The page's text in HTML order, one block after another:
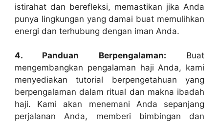
istirahat dan berefleksi, memastikan jika Anda
punya lingkungan yang damai buat memulihkan
energi dan terhubung dengan iman Anda.
4. Panduan Berpengalaman: Buat
mengembangkan pengalaman haji Anda, kami
menyediakan tutorial berpengetahuan yang
berpengalaman dalam ritual dan makna ibadah
haji. Kami akan menemani Anda sepanjang
perjalanan Anda, memberi bimbingan dan